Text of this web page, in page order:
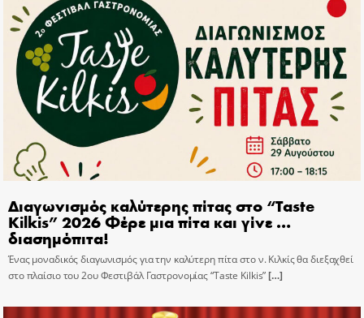
Διαγωνισμός καλύτερης πίτας στο “Taste
Kilkis” 2026 Φέρε μια πίτα και γίνε …
διασημόπιτα!
Ένας μοναδικός διαγωνισμός για την καλύτερη πίτα στο ν. Κιλκίς θα διεξαχθεί
στο πλαίσιο του 2ου Φεστιβάλ Γαστρονομίας “Taste Kilkis”[…]